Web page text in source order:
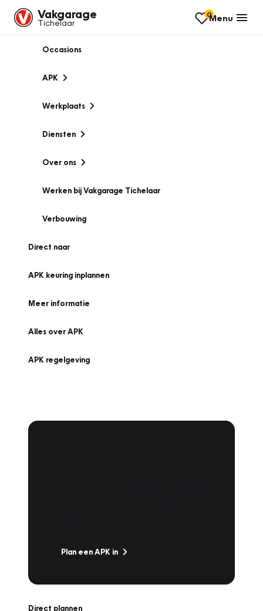
Vakgarage
Tichelaar
0Menu
Occasions
APK
Werkplaats
Diensten
Over ons
Werken bij Vakgarage Tichelaar
Verbouwing
Direct naar
APK keuring inplannen
Meer informatie
Alles over APK
APK regelgeving
Plan een APK in
Direct plannen